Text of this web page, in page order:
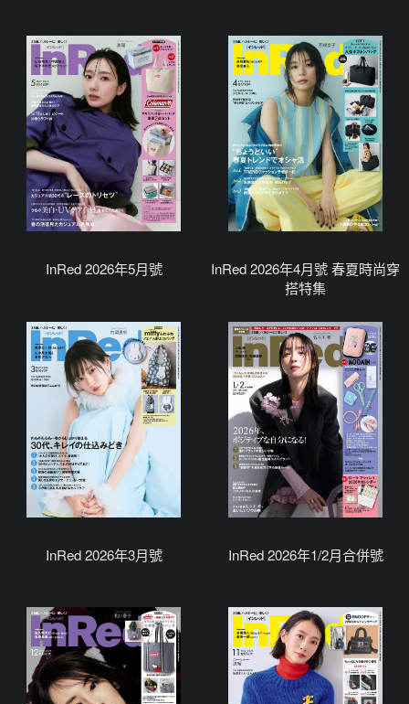
InRed 2026年5月號
InRed 2026年4月號 春夏時尚穿
搭特集
InRed 2026年3月號 InRed 2026年1/2月合併號